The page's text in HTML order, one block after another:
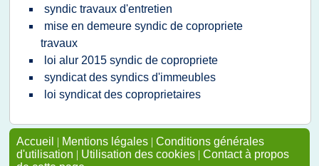
syndic travaux d'entretien
mise en demeure syndic de copropriete
travaux
loi alur 2015 syndic de copropriete
syndicat des syndics d'immeubles
loi syndicat des coproprietaires
Accueil | Mentions légales | Conditions générales
d'utilisation | Utilisation des cookies | Contact à propos